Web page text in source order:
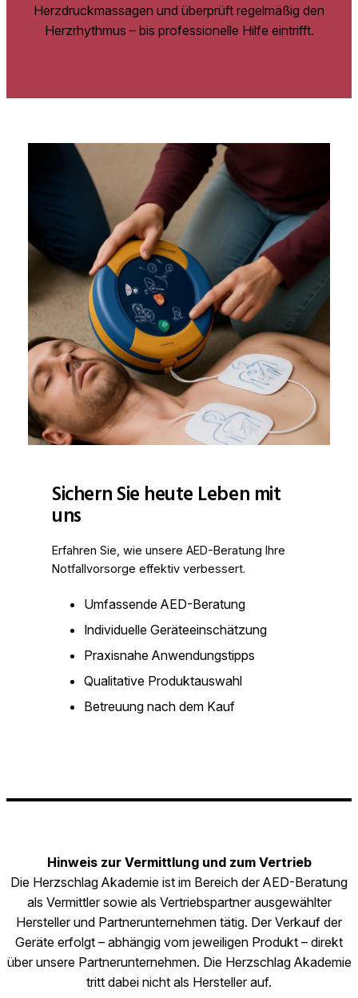
Herzdruckmassagen und überprüft regelmäßig den
Herzrhythmus – bis professionelle Hilfe eintrifft.
Sichern Sie heute Leben mit
uns
Erfahren Sie, wie unsere AED-Beratung Ihre
Notfallvorsorge effektiv verbessert.
Umfassende AED-Beratung
Individuelle Geräteeinschätzung
Praxisnahe Anwendungstipps
Qualitative Produktauswahl
Betreuung nach dem Kauf
Hinweis zur Vermittlung und zum Vertrieb
Die Herzschlag Akademie ist im Bereich der AED-Beratung
als Vermittler sowie als Vertriebspartner ausgewählter
Hersteller und Partnerunternehmen tätig. Der Verkauf der
Geräte erfolgt – abhängig vom jeweiligen Produkt – direkt
über unsere Partnerunternehmen. Die Herzschlag Akademie
tritt dabei nicht als Hersteller auf.